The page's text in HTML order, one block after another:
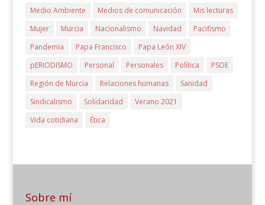
Medio Ambiente
Medios de comunicación
Mis lecturas
Mujer
Murcia Nacionalismo Navidad
Pacifismo
Pandemia
Papa Francisco
Papa León XIV
pERIODISMO
Personal Personales Política
PSOE
Región de Murcia
Relaciones humanas
Sanidad
Sindicalismo
Solidaridad
Verano 2021
Vida cotidiana
Ética
Sobre mí